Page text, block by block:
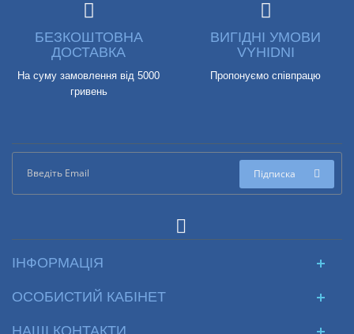
БЕЗКОШТОВНА
ДОСТАВКА
На суму замовлення від 5000
гривень
ВИГІДНІ УМОВИ
VYHIDNI
Пропонуємо співпрацю
Підписка
ІНФОРМАЦІЯ
ОСОБИСТИЙ КАБІНЕТ
НАШІ КОНТАКТИ